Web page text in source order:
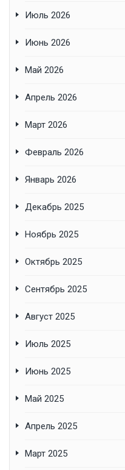
Июль 2026
Июнь 2026
Май 2026
Апрель 2026
Март 2026
Февраль 2026
Январь 2026
Декабрь 2025
Ноябрь 2025
Октябрь 2025
Сентябрь 2025
Август 2025
Июль 2025
Июнь 2025
Май 2025
Апрель 2025
Март 2025